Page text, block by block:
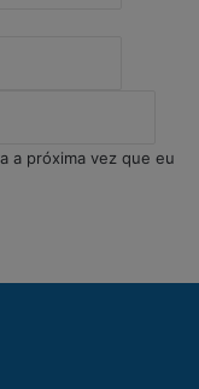
a próxima vez que eu